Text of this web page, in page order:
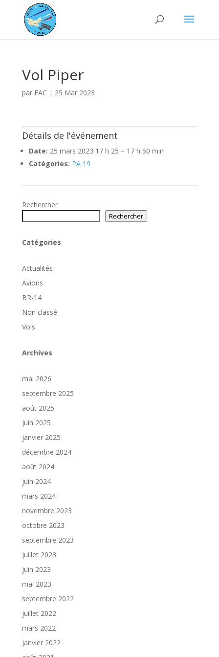
Vol Piper
par EAC | 25 Mar 2023
Détails de l'événement
Date: 25 mars 2023 17 h 25 – 17 h 50 min
Catégories: PA 19
Rechercher
Rechercher
Catégories
Actualités
Avions
BR-14
Non classé
Vols
Archives
mai 2026
septembre 2025
août 2025
juin 2025
janvier 2025
décembre 2024
août 2024
juin 2024
mars 2024
novembre 2023
octobre 2023
septembre 2023
juillet 2023
juin 2023
mai 2023
septembre 2022
juillet 2022
mars 2022
janvier 2022